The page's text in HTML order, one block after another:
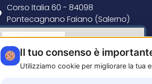
Corso Italia 60 - 84098
Pontecagnano Faiano (Salerno)
Il tuo consenso è
Utilizziamo cookie per migliorare la tua